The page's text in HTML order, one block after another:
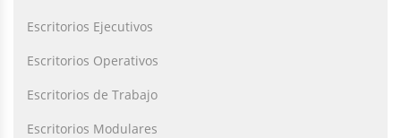
Escritorios Ejecutivos
Escritorios Operativos
Escritorios de Trabajo
Escritorios Modulares